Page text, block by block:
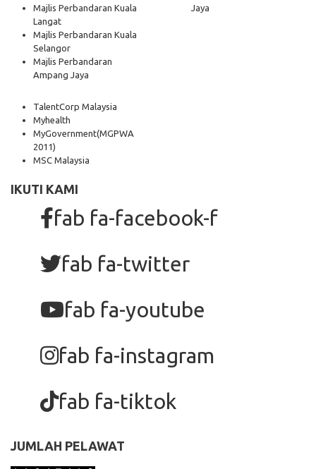
Majlis Perbandaran Kuala
Langat
Majlis Perbandaran Kuala
Selangor
Majlis Perbandaran
Ampang Jaya
Jaya
TalentCorp Malaysia
Myhealth
MyGovernment(MGPWA
2011)
MSC Malaysia
IKUTI KAMI
fab fa-facebook-f
fab fa-twitter
fab fa-youtube
fab fa-instagram
fab fa-tiktok
JUMLAH PELAWAT